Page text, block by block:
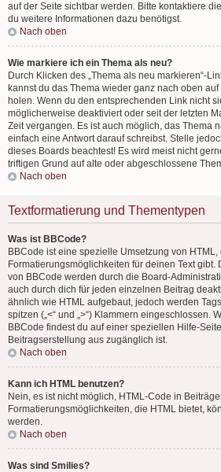
auf der Seite sichtbar werden. Bitte kontaktiere
du weitere Informationen dazu benötigst.
Nach oben
Wie markiere ich ein Thema als neu?
Durch Klicken des „Thema als neu markieren“-
kannst du das Thema wieder ganz nach oben
holen. Wenn du den entsprechenden Link nicht
möglicherweise deaktiviert oder seit der letzten
Zeit vergangen. Es ist auch möglich, das Thema
einfach eine Antwort darauf schreibst. Stelle
dieses Boards beachtest! Es wird meist nicht
triftigen Grund auf alte oder abgeschlossene
Nach oben
Textformatierung und Thementypen
Was ist BBCode?
BBCode ist eine spezielle Umsetzung von
Formatierungsmöglichkeiten für deinen Text gibt.
von BBCode werden durch die Board-
auch durch dich für jeden einzelnen Beitrag
ähnlich wie HTML aufgebaut, jedoch werden Tags
spitzen („<“ und „>“) Klammern eingeschlossen.
BBCode findest du auf einer speziellen Hilfe-
Beitragserstellung aus zugänglich ist.
Nach oben
Kann ich HTML benutzen?
Nein, es ist nicht möglich, HTML-Code in
Formatierungsmöglichkeiten, die HTML bietet,
werden.
Nach oben
Was sind Smilies?